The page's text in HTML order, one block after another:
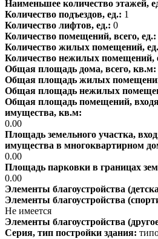
Наименьшее количество этажей,
Количество подъездов, ед.: 1
Количество лифтов, ед.: 0
Количество помещений, всего, ед.:
Количество жилых помещений,
Количество нежилых помещений,
Общая площадь дома, всего, кв.м:
Общая площадь жилых
Общая площадь нежилых
Общая площадь помещений,
имущества, кв.м:
0.00
Площадь земельного участка,
имущества в многоквартирном
0.00
Площадь парковки в границах
0.00
Элементы благоустройства
Элементы благоустройства
Не имеется
Элементы благоустройства
Серия, тип постройки здания: